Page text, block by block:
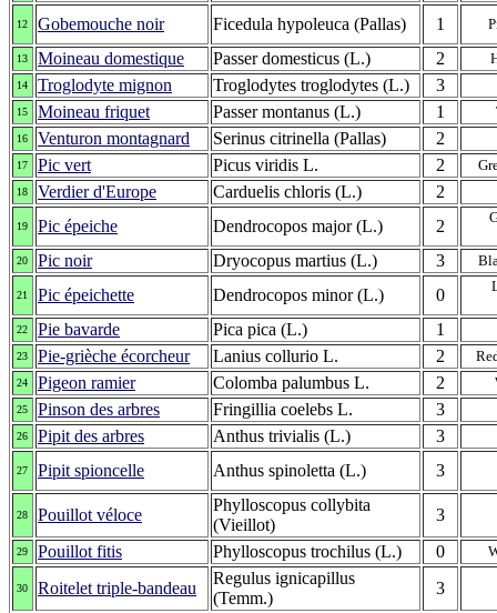
12 Gobemouche noir Ficedula hypoleuca (Pallas) 1
13 Moineau domestique Passer domesticus (L.) 2
14 Troglodyte mignon Troglodytes troglodytes (L.) 3
15 Moineau friquet Passer montanus (L.) 1
16 Venturon montagnard Serinus citrinella (Pallas) 2
17 Pic vert Picus viridis L. 2
18 Verdier d'Europe Carduelis chloris (L.) 2
19 Pic épeiche Dendrocopos major (L.) 2
20 Pic noir Dryocopus martius (L.) 3
21 Pic épeichette Dendrocopos minor (L.) 0
22 Pie bavarde Pica pica (L.) 1
23 Pie-grièche écorcheur Lanius collurio L. 2
24 Pigeon ramier Colomba palumbus L. 2
25 Pinson des arbres Fringillia coelebs L. 3
26 Pipit des arbres Anthus trivialis (L.) 3
27 Pipit spioncelle Anthus spinoletta (L.) 3
28 Pouillot véloce
Phylloscopus collybita
(Vieillot)
3
29 Pouillot fitis Phylloscopus trochilus (L.) 0
30 Roitelet triple-bandeau
Regulus ignicapillus
(Temm.)
3